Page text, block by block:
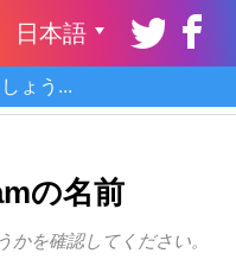
ょう...
日本語
の名前
を確認してください。